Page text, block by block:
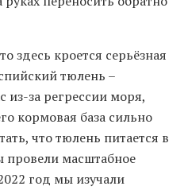
здесь кроется серьёзная
тюлень –
из-за регрессии моря,
кормовая база сильно
что тюлень питается в
масштабное
год мы изучали